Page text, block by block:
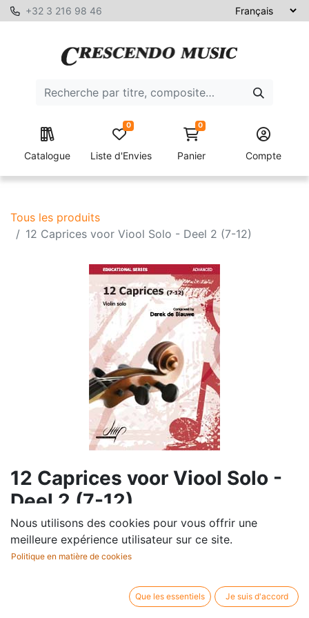
+32 3 216 98 46
Catalogue Liste d'Envies
0 0
Panier Compte
Tous les produits
12 Caprices voor Viool Solo - Deel 2 (7-12)
12 Caprices voor Viool Solo -
Deel 2 (7-12)
Compositeur /
auteur:
De Blauwe Derek
Profession:
Violon
Partition
Nous utilisons des cookies pour vous offrir une
meilleure expérience utilisateur sur ce site.
Politique en matière de cookies
Que les essentiels Je suis d'accord